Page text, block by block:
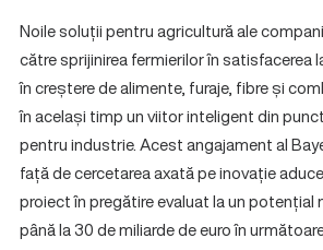
Noile soluții pentru agricultură ale
către sprijinirea fermierilor în satisfacerea
în creștere de alimente, furaje, fibre și
în același timp un viitor inteligent din
pentru industrie. Acest angajament al
față de cercetarea axată pe inovație
proiect în pregătire evaluat la un potențial
până la 30 de miliarde de euro în